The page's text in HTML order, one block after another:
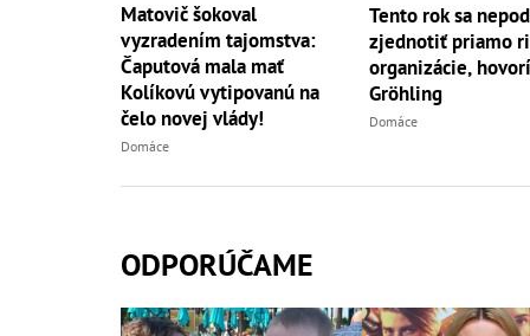
Matovič šokoval
vyzradením tajomstva:
Čaputová mala mať
Kolíkovú vytipovanú na
čelo novej vlády!
Domáce
Tento rok sa
zjednotiť priamo
organizácie, hovorí
Gröhling
Domáce
ODPORÚČAME